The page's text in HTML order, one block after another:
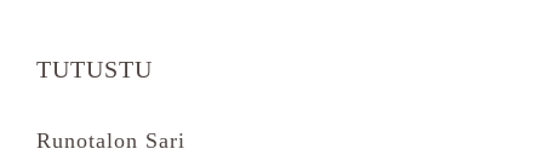
TUTUSTU
Runotalon Sari